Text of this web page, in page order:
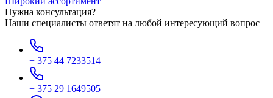
Нужна консультация?
Наши специалисты ответят на любой интересующий вопрос
+ 375 44 7233514
+ 375 29 1649505